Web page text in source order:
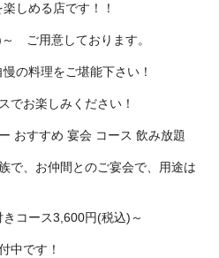
しめる店です！！
ご用意しております。
の料理をご堪能下さい！
でお楽しみください！
おすすめ 宴会 コース 飲み放題
で、お仲間とのご宴会で、用途は
コース3,600円(税込)～
中です！